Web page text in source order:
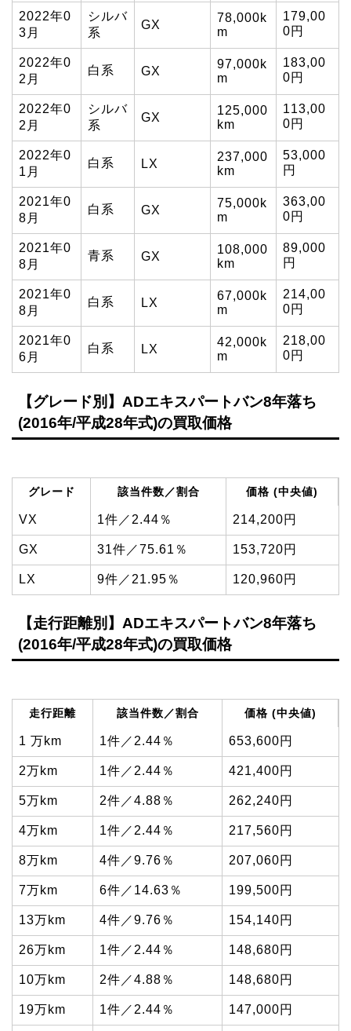
2022年0
3月
シルバ
系
GX
78,000k
m
179,00
0円
2022年0
2月
白系 GX
97,000k
m
183,00
0円
2022年0
2月
シルバ
系
GX
125,000
km
113,00
0円
2022年0
1月
白系 LX
237,000
km
53,000
円
2021年0
8月
白系 GX
75,000k
m
363,00
0円
2021年0
8月
青系 GX
108,000
km
89,000
円
2021年0
8月
白系 LX
67,000k
m
214,00
0円
2021年0
6月
白系 LX
42,000k
m
218,00
0円
【グレード別】ADエキスパートバン8年落ち
(2016年/平成28年式)の買取価格
グレード 該当件数／割合 価格 (中央値)
VX 1件／2.44％ 214,200円
GX 31件／75.61％ 153,720円
LX 9件／21.95％ 120,960円
【走行距離別】ADエキスパートバン8年落ち
(2016年/平成28年式)の買取価格
走行距離 該当件数／割合 価格 (中央値)
1 万km 1件／2.44％ 653,600円
2万km 1件／2.44％ 421,400円
5万km 2件／4.88％ 262,240円
4万km 1件／2.44％ 217,560円
8万km 4件／9.76％ 207,060円
7万km 6件／14.63％ 199,500円
13万km 4件／9.76％ 154,140円
26万km 1件／2.44％ 148,680円
10万km 2件／4.88％ 148,680円
19万km 1件／2.44％ 147,000円